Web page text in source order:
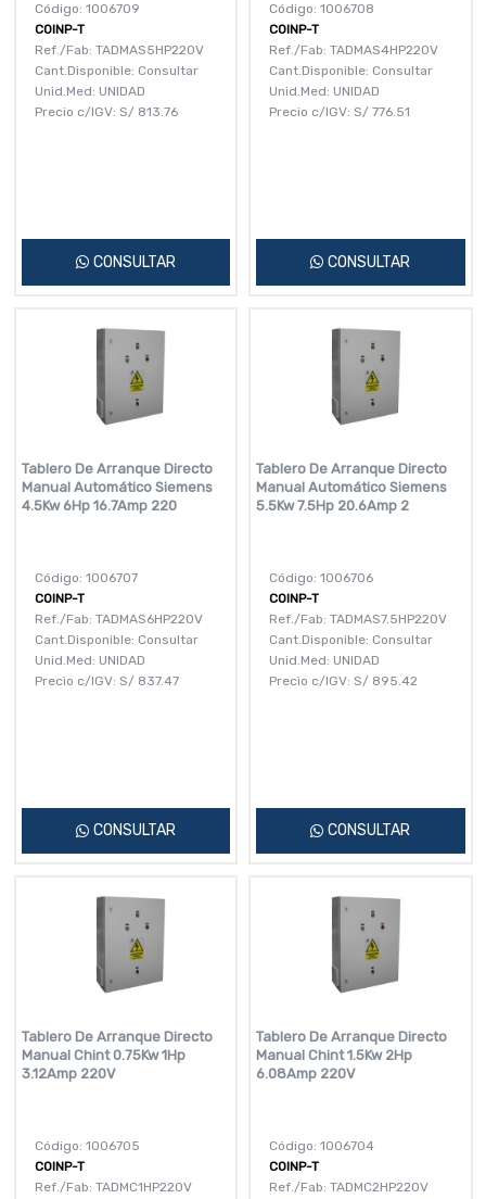
Código: 1006709
COINP-T
Ref./Fab: TADMAS5HP220V
Cant.Disponible: Consultar
Unid.Med: UNIDAD
Precio c/IGV: S/ 813.76
CONSULTAR
Código: 1006708
COINP-T
Ref./Fab: TADMAS4HP220V
Cant.Disponible: Consultar
Unid.Med: UNIDAD
Precio c/IGV: S/ 776.51
CONSULTAR
Tablero De Arranque Directo
Manual Automático Siemens
4.5Kw 6Hp 16.7Amp 220
Código: 1006707
COINP-T
Ref./Fab: TADMAS6HP220V
Cant.Disponible: Consultar
Unid.Med: UNIDAD
Precio c/IGV: S/ 837.47
CONSULTAR
Tablero De Arranque Directo
Manual Automático Siemens
5.5Kw 7.5Hp 20.6Amp 2
Código: 1006706
COINP-T
Ref./Fab: TADMAS7.5HP220V
Cant.Disponible: Consultar
Unid.Med: UNIDAD
Precio c/IGV: S/ 895.42
CONSULTAR
Tablero De Arranque Directo
Manual Chint 0.75Kw 1Hp
3.12Amp 220V
Código: 1006705
COINP-T
Ref./Fab: TADMC1HP220V
Tablero De Arranque Directo
Manual Chint 1.5Kw 2Hp
6.08Amp 220V
Código: 1006704
COINP-T
Ref./Fab: TADMC2HP220V